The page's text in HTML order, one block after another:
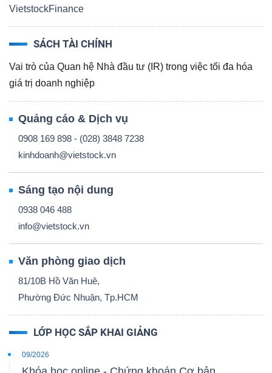
VietstockFinance
SÁCH TÀI CHÍNH
Vai trò của Quan hệ Nhà đầu tư (IR) trong việc tối đa hóa
giá trị doanh nghiệp
Quảng cáo & Dịch vụ
0908 169 898 - (028) 3848 7238
kinhdoanh@vietstock.vn
Sáng tạo nội dung
0938 046 488
info@vietstock.vn
Văn phòng giao dịch
81/10B Hồ Văn Huê,
Phường Đức Nhuận, Tp.HCM
LỚP HỌC SẮP KHAI GIẢNG
09/2026
phân
tích
(-)
Thuật
ngữ
(-)
Dịch
vụ
(-)
Đào
tạo
Sách
chính